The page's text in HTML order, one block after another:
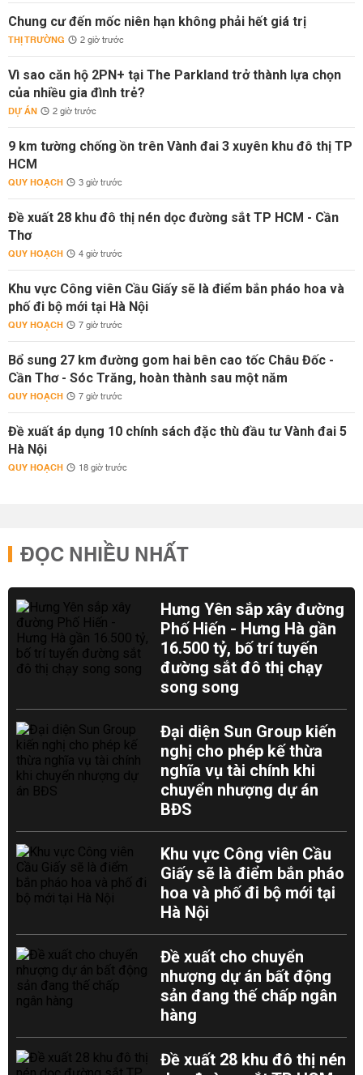
Chung cư đến mốc niên hạn không phải hết giá trị
THỊ TRƯỜNG 2 giờ trước
Vì sao căn hộ 2PN+ tại The Parkland trở thành lựa chọn
của nhiều gia đình trẻ?
DỰ ÁN 2 giờ trước
9 km tường chống ồn trên Vành đai 3 xuyên khu đô thị TP
HCM
QUY HOẠCH 3 giờ trước
Đề xuất 28 khu đô thị nén dọc đường sắt TP HCM - Cần
Thơ
QUY HOẠCH 4 giờ trước
Khu vực Công viên Cầu Giấy sẽ là điểm bắn pháo hoa và
phố đi bộ mới tại Hà Nội
QUY HOẠCH 7 giờ trước
Bổ sung 27 km đường gom hai bên cao tốc Châu Đốc -
Cần Thơ - Sóc Trăng, hoàn thành sau một năm
QUY HOẠCH 7 giờ trước
Đề xuất áp dụng 10 chính sách đặc thù đầu tư Vành đai 5
Hà Nội
QUY HOẠCH 18 giờ trước
ĐỌC NHIỀU NHẤT
Hưng Yên sắp xây đường
Phố Hiến - Hưng Hà gần
16.500 tỷ, bố trí tuyến
đường sắt đô thị chạy
song song
Đại diện Sun Group kiến
nghị cho phép kế thừa
nghĩa vụ tài chính khi
chuyển nhượng dự án
BĐS
Khu vực Công viên Cầu
Giấy sẽ là điểm bắn pháo
hoa và phố đi bộ mới tại
Hà Nội
Đề xuất cho chuyển
nhượng dự án bất động
sản đang thế chấp ngân
hàng
Đề xuất 28 khu đô thị nén